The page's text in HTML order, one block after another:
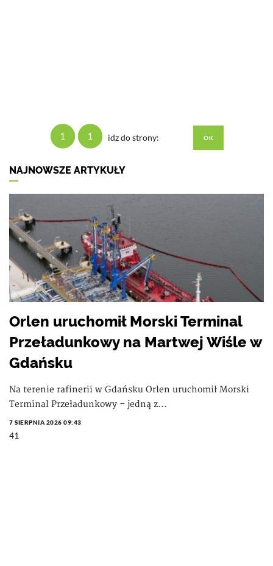
1 1 idz do strony:
NAJNOWSZE ARTYKUŁY
Orlen uruchomił Morski Terminal
Przeładunkowy na Martwej Wiśle w
Gdańsku
Na terenie rafinerii w Gdańsku Orlen uruchomił Morski
Terminal Przeładunkowy – jedną z...
7 SIERPNIA 2026 09:43
41